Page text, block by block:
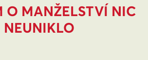
O MANŽELSTVÍ NIC
NEUNIKLO